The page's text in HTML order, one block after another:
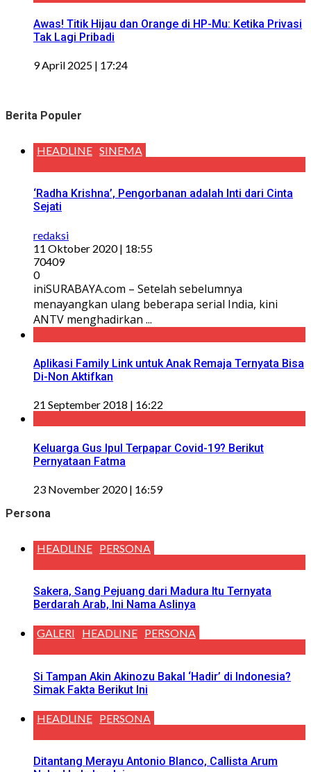
Awas! Titik Hijau dan Orange di HP-Mu: Ketika Privasi
Tak Lagi Pribadi
9 April 2025 | 17:24
Berita Populer
HEADLINE SINEMA
‘Radha Krishna’, Pengorbanan adalah Inti dari Cinta
Sejati
redaksi
11 Oktober 2020 | 18:55
70409
0
iniSURABAYA.com – Setelah sebelumnya
menayangkan ulang beberapa serial India, kini
ANTV menghadirkan ...
Aplikasi Family Link untuk Anak Remaja Ternyata Bisa
Di-Non Aktifkan
21 September 2018 | 16:22
Keluarga Gus Ipul Terpapar Covid-19? Berikut
Pernyataan Fatma
23 November 2020 | 16:59
Persona
HEADLINE PERSONA
Sakera, Sang Pejuang dari Madura Itu Ternyata
Berdarah Arab, Ini Nama Aslinya
GALERI HEADLINE PERSONA
Si Tampan Akin Akinozu Bakal ‘Hadir’ di Indonesia?
Simak Fakta Berikut Ini
HEADLINE PERSONA
Ditantang Merayu Antonio Blanco, Callista Arum